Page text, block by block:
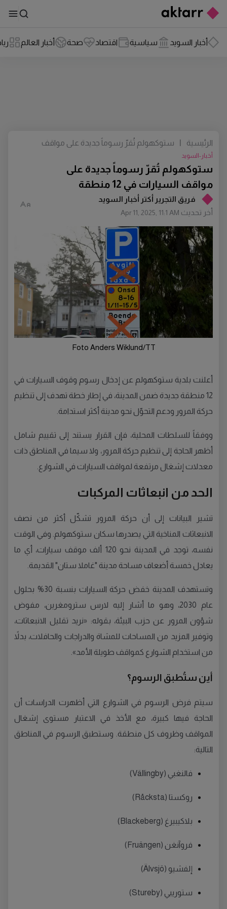
أخبار السويد سياسية اقتصاد صحة أخبار العالم
فريق التجرير أكتر أخبار السويد
أخر تحديث Apr 11, 2025, 11:1 AM
ستوكهولم تُقرّ رسوماً جديدة على
مواقف السيارات في 12 منطقة
أخبار-السويد
الرئيسية
ستوكهولم تُقرّ رسوماً جديدة على مواقف
Foto Anders Wiklund/TT
أعلنت بلدية ستوكهولم عن إدخال رسوم وقوف السيارات في
12 منطقة جديدة ضمن المدينة، في إطار خطة تهدف إلى تنظيم
حركة المرور ودعم التحوّل نحو مدينة أكثر استدامة.
ووفقاً للسلطات المحلية، فإن القرار يستند إلى تقييم شامل
أظهر الحاجة إلى تنظيم حركة المرور، ولا سيما في المناطق ذات
معدلات إشغال مرتفعة لمواقف السيارات في الشوارع.
الحد من انبعاثات المركبات
تشير البيانات إلى أن حركة المرور تشكّل أكثر من نصف
الانبعاثات المناخية التي يصدرها سكان ستوكهولم. وفي الوقت
نفسه، توجد في المدينة نحو 120 ألف موقف سيارات، أي ما
يعادل خمسة أضعاف مساحة مدينة "غاملا ستان" القديمة.
وتستهدف المدينة خفض حركة السيارات بنسبة 30% بحلول
عام 2030، وهو ما أشار إليه لارس سترومغرين، مفوض
شؤون المرور عن حزب البيئة، بقوله: «نريد تقليل الانبعاثات،
وتوفير المزيد من المساحات للمشاة والدراجات والحافلات، بدلاً
من استخدام الشوارع كمواقف طويلة الأمد».
أين ستُطبق الرسوم؟
سيتم فرض الرسوم في الشوارع التي أظهرت الدراسات أن
الحاجة فيها كبيرة، مع الأخذ في الاعتبار مستوى إشغال
المواقف وظروف كل منطقة. وستطبق الرسوم في المناطق
التالية:
فالنغبي (Vällingby)
روكستا (Råcksta)
بلاكيبيرغ (Blackeberg)
فروآنغن (Fruängen)
إلفشيو (Älvsjö)
ستوريبي (Stureby)